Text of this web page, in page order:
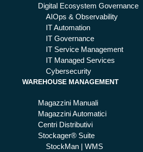
Digital Ecosystem Governance
AIOps & Observability
IT Automation
IT Governance
IT Service Management
IT Managed Services
Cybersecurity
WAREHOUSE MANAGEMENT
Magazzini Manuali
Magazzini Automatici
Centri Distributivi
Stockager® Suite
StockMan | WMS